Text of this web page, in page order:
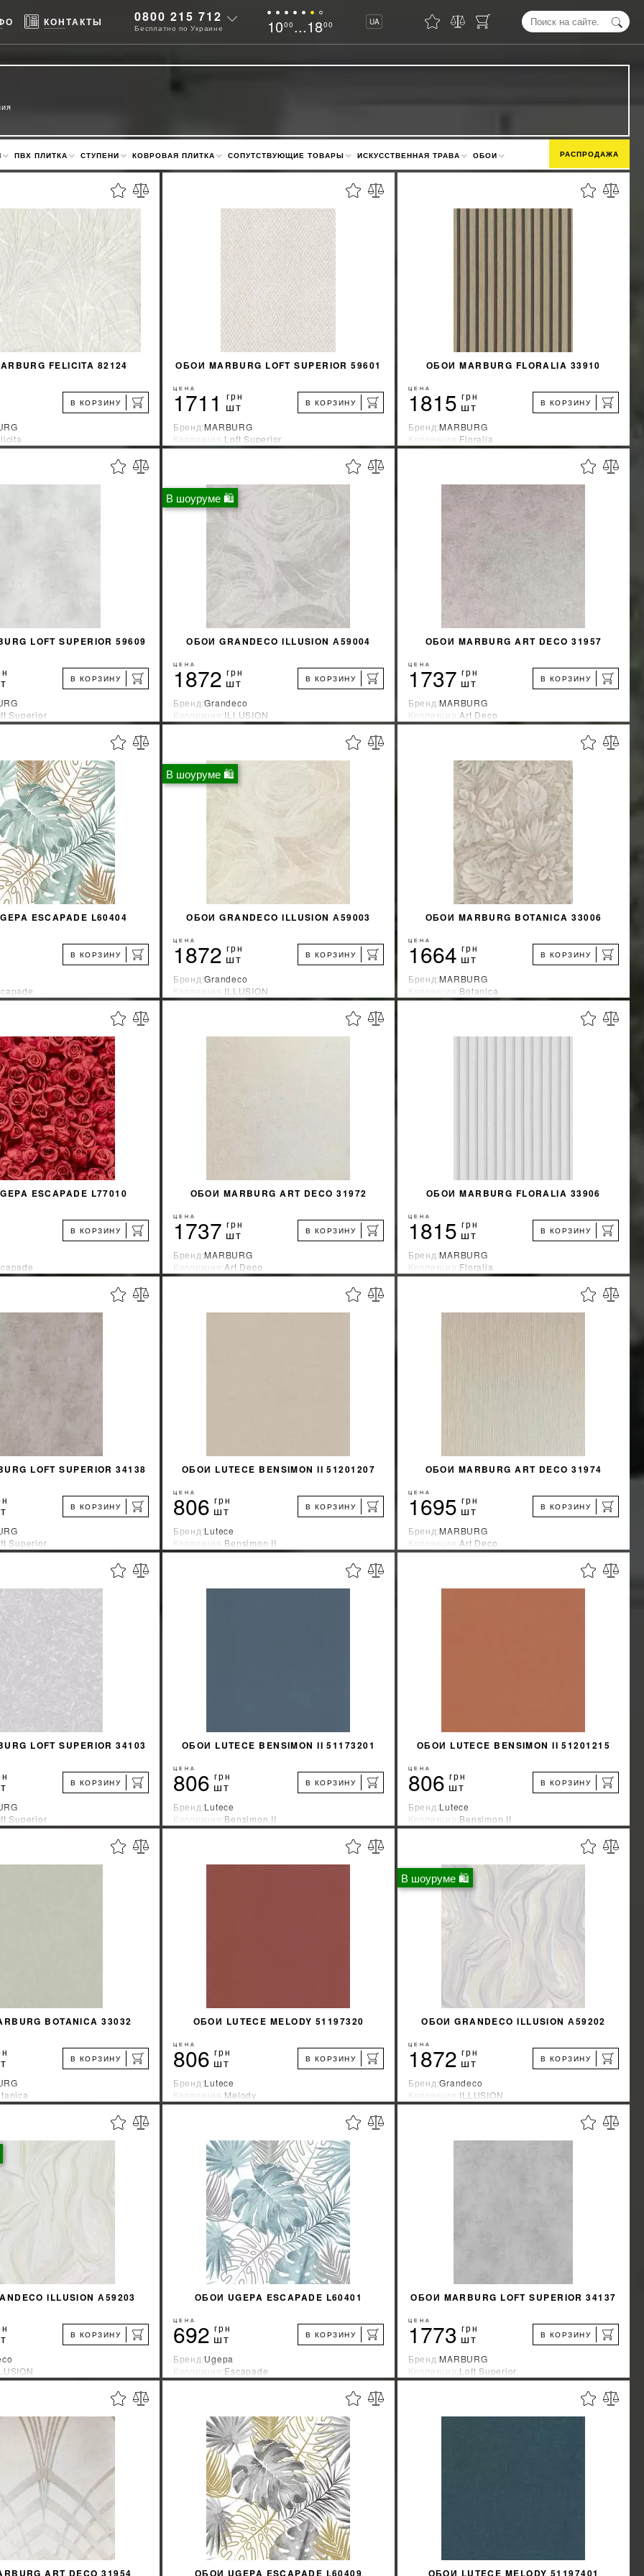
КОНТАКТЫ 0800 215 712
Бесплатно по Украине 1000 ...1800 UA
ПВХ ПЛИТКА СТУПЕНИ КОВРОВАЯ ПЛИТКА СОПУТСТВУЮЩИЕ ТОВАРЫ ИСКУССТВЕННАЯ ТРАВА ОБОИ РАСПРОДАЖА
FELICITA 82124
В КОРЗИНУ
Германия
УЗНАТЬ СВОЮ СКИДКУ %
ОБОИ MARBURG LOFT SUPERIOR 59601
ЦЕНА
1711 грн
шт В КОРЗИНУ
Бренд:MARBURG
Коллекция:Loft Superior
Страна-производитель:Германия
УЗНАТЬ СВОЮ СКИДКУ %
КУПИТЬ
ОБОИ MARBURG FLORALIA 33910
ЦЕНА
1815 грн
шт В КОРЗИНУ
Бренд:MARBURG
Коллекция:Floralia
Страна-производитель:Германия
УЗНАТЬ СВОЮ СКИДКУ %
КУПИТЬ
LOFT SUPERIOR 59609
В КОРЗИНУ
Superior
Германия
УЗНАТЬ СВОЮ СКИДКУ %
КУПИТЬ
В шоуруме 🛍
ОБОИ GRANDECO ILLUSION А59004
ЦЕНА
1872 грн
шт В КОРЗИНУ
Бренд:Grandeco
Коллекция:ILLUSION
Страна-производитель:Бельгия
УЗНАТЬ СВОЮ СКИДКУ %
КУПИТЬ
ОБОИ MARBURG ART DECO 31957
ЦЕНА
1737 грн
шт В КОРЗИНУ
Бренд:MARBURG
Коллекция:Art Deco
Страна-производитель:Германия
УЗНАТЬ СВОЮ СКИДКУ %
КУПИТЬ
ESCAPADE L60404
В КОРЗИНУ
франция
УЗНАТЬ СВОЮ СКИДКУ %
КУПИТЬ
В шоуруме 🛍
ОБОИ GRANDECO ILLUSION А59003
ЦЕНА
1872 грн
шт В КОРЗИНУ
Бренд:Grandeco
Коллекция:ILLUSION
Страна-производитель:Бельгия
УЗНАТЬ СВОЮ СКИДКУ %
ОБОИ MARBURG BOTANICA 33006
ЦЕНА
1664 грн
шт В КОРЗИНУ
Бренд:MARBURG
Коллекция:Botanica
Страна-производитель:Германия
УЗНАТЬ СВОЮ СКИДКУ %
ESCAPADE L77010
В КОРЗИНУ
франция
УЗНАТЬ СВОЮ СКИДКУ %
ОБОИ MARBURG ART DECO 31972
ЦЕНА
1737 грн
шт В КОРЗИНУ
Бренд:MARBURG
Коллекция:Art Deco
Страна-производитель:Германия
УЗНАТЬ СВОЮ СКИДКУ %
ОБОИ MARBURG FLORALIA 33906
ЦЕНА
1815 грн
шт В КОРЗИНУ
Бренд:MARBURG
Коллекция:Floralia
Страна-производитель:Германия
УЗНАТЬ СВОЮ СКИДКУ %
LOFT SUPERIOR 34138
В КОРЗИНУ
Superior
Германия
УЗНАТЬ СВОЮ СКИДКУ %
КУПИТЬ
ОБОИ LUTECE BENSIMON II 51201207
ЦЕНА
806 грн
шт В КОРЗИНУ
Бренд:Lutece
Коллекция:Bensimon II
Страна-производитель:Франция
УЗНАТЬ СВОЮ СКИДКУ %
ОБОИ MARBURG ART DECO 31974
ЦЕНА
1695 грн
шт В КОРЗИНУ
Бренд:MARBURG
Коллекция:Art Deco
Страна-производитель:Германия
УЗНАТЬ СВОЮ СКИДКУ %
LOFT SUPERIOR 34103
В КОРЗИНУ
Superior
Германия
УЗНАТЬ СВОЮ СКИДКУ %
ОБОИ LUTECE BENSIMON II 51173201
ЦЕНА
806 грн
шт В КОРЗИНУ
Бренд:Lutece
Коллекция:Bensimon II
Страна-производитель:Франция
УЗНАТЬ СВОЮ СКИДКУ %
ОБОИ LUTECE BENSIMON II 51201215
ЦЕНА
806 грн
шт В КОРЗИНУ
Бренд:Lutece
Коллекция:Bensimon II
Страна-производитель:Франция
УЗНАТЬ СВОЮ СКИДКУ %
КУПИТЬ
BOTANICA 33032
В КОРЗИНУ
Германия
УЗНАТЬ СВОЮ СКИДКУ %
КУПИТЬ
ОБОИ LUTECE MELODY 51197320
ЦЕНА
806 грн
шт В КОРЗИНУ
Бренд:Lutece
Коллекция:Melody
Страна-производитель:Франция
УЗНАТЬ СВОЮ СКИДКУ %
КУПИТЬ
В шоуруме 🛍
ОБОИ GRANDECO ILLUSION А59202
ЦЕНА
1872 грн
шт В КОРЗИНУ
Бренд:Grandeco
Коллекция:ILLUSION
Страна-производитель:Бельгия
УЗНАТЬ СВОЮ СКИДКУ %
ILLUSION А59203
В КОРЗИНУ
Бельгия
УЗНАТЬ СВОЮ СКИДКУ %
КУПИТЬ
ОБОИ UGEPA ESCAPADE L60401
ЦЕНА
692 грн
шт В КОРЗИНУ
Бренд:Ugepa
Коллекция:Escapade
Страна-производитель:франция
УЗНАТЬ СВОЮ СКИДКУ %
КУПИТЬ
ОБОИ MARBURG LOFT SUPERIOR 34137
ЦЕНА
1773 грн
шт В КОРЗИНУ
Бренд:MARBURG
Коллекция:Loft Superior
Страна-производитель:Германия
УЗНАТЬ СВОЮ СКИДКУ %
ART DECO 31954 ОБОИ UGEPA ESCAPADE L60409 ОБОИ LUTECE MELODY 51197401